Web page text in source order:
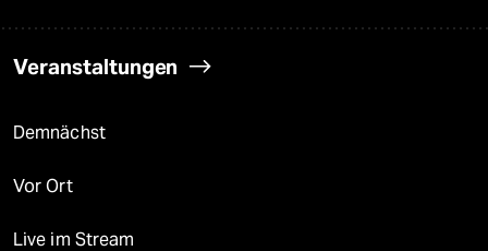
Veranstaltungen
Demnächst
Vor Ort
Live im Stream